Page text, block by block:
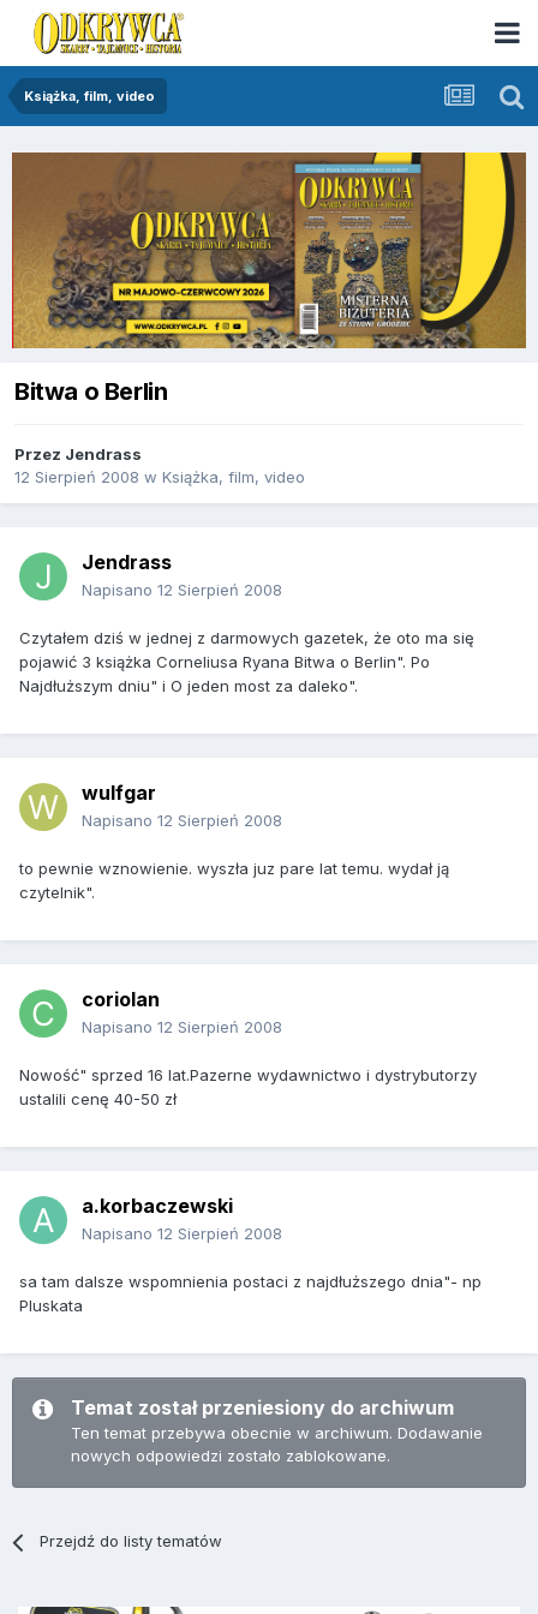
Książka, film, video
Bitwa o Berlin
Przez Jendrass
12 Sierpień 2008 w Książka, film, video
Jendrass
Napisano 12 Sierpień 2008
Czytałem dziś w jednej z darmowych gazetek, że oto ma się
pojawić 3 książka Corneliusa Ryana Bitwa o Berlin". Po
Najdłuższym dniu" i O jeden most za daleko".
wulfgar
Napisano 12 Sierpień 2008
to pewnie wznowienie. wyszła juz pare lat temu. wydał ją
czytelnik".
coriolan
Napisano 12 Sierpień 2008
Nowość" sprzed 16 lat.Pazerne wydawnictwo i dystrybutorzy
ustalili cenę 40-50 zł
a.korbaczewski
Napisano 12 Sierpień 2008
sa tam dalsze wspomnienia postaci z najdłuższego dnia"- np
Pluskata
Temat został przeniesiony do archiwum
Ten temat przebywa obecnie w archiwum. Dodawanie
nowych odpowiedzi zostało zablokowane.
Przejdź do listy tematów